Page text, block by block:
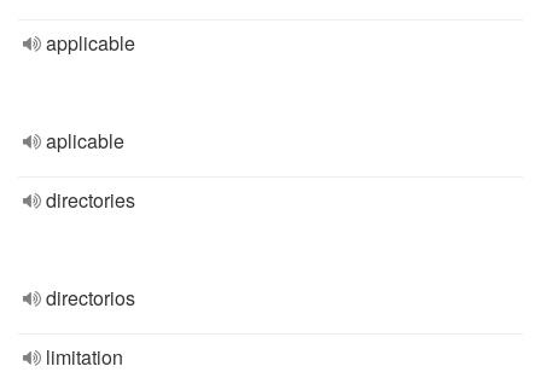
applicable
aplicable
directories
directorios
limitation